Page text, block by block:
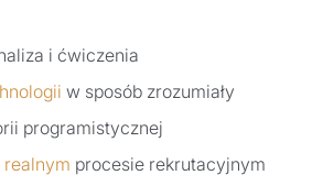
i ćwiczenia
w sposób zrozumiały
programistycznej
realnym procesie rekrutacyjnym